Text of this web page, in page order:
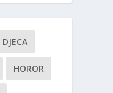
DJECA
HOROR